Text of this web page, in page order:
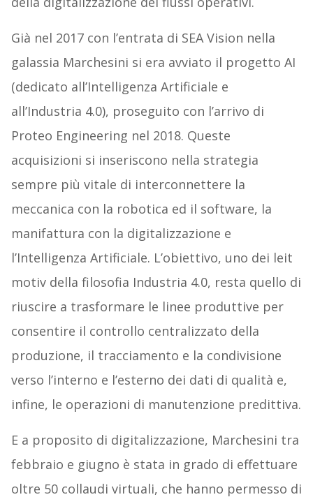
Già nel 2017 con l’entrata di SEA Vision nella
galassia Marchesini si era avviato il progetto AI
(dedicato all’Intelligenza Artificiale e
all’Industria 4.0), proseguito con l’arrivo di
Proteo Engineering nel 2018. Queste
acquisizioni si inseriscono nella strategia
sempre più vitale di interconnettere la
meccanica con la robotica ed il software, la
manifattura con la digitalizzazione e
l’Intelligenza Artificiale. L’obiettivo, uno dei leit
motiv della filosofia Industria 4.0, resta quello di
riuscire a trasformare le linee produttive per
consentire il controllo centralizzato della
produzione, il tracciamento e la condivisione
verso l’interno e l’esterno dei dati di qualità e,
infine, le operazioni di manutenzione predittiva.
E a proposito di digitalizzazione, Marchesini tra
febbraio e giugno è stata in grado di effettuare
oltre 50 collaudi virtuali, che hanno permesso di